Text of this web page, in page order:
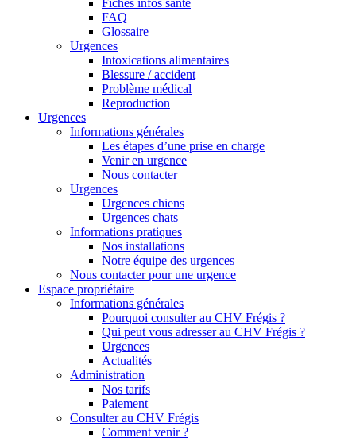
Fiches infos santé
FAQ
Glossaire
Urgences
Intoxications alimentaires
Blessure / accident
Problème médical
Reproduction
Urgences
Informations générales
Les étapes d’une prise en charge
Venir en urgence
Nous contacter
Urgences
Urgences chiens
Urgences chats
Informations pratiques
Nos installations
Notre équipe des urgences
Nous contacter pour une urgence
Espace propriétaire
Informations générales
Pourquoi consulter au CHV Frégis ?
Qui peut vous adresser au CHV Frégis ?
Urgences
Actualités
Administration
Nos tarifs
Paiement
Consulter au CHV Frégis
Comment venir ?